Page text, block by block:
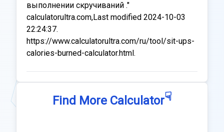
выполнении скручиваний ."
calculatorultra.com,Last modified 2024-10-03
22:24:37.
https://www.calculatorultra.com/ru/tool/sit-ups-
calories-burned-calculator.html.
Find More Calculator☟